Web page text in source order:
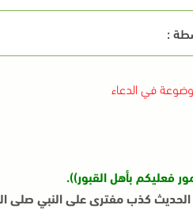
:
في الدعاء
فعليكم بأهل القبور)).
كذب مفترى على النبي صلى